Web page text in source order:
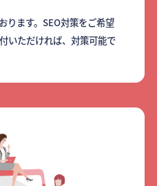
ります。SEO対策をご希望
いただければ、対策可能で